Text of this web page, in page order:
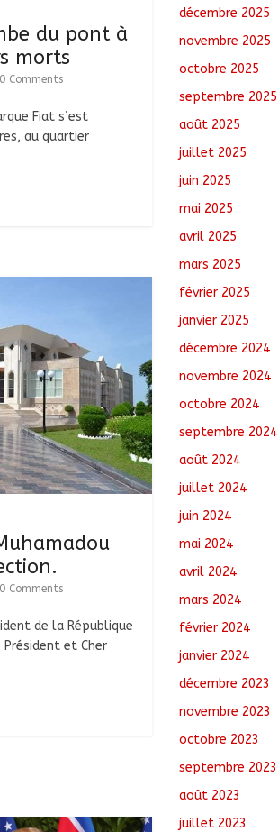
du pont à
morts
0 Comments
Fiat s’est
au quartier
0 Comments
de la République
Président et Cher
août 7, 2026
décembre 2025
novembre 2025
octobre 2025
septembre 2025
août 2025
juillet 2025
juin 2025
mai 2025
avril 2025
mars 2025
février 2025
janvier 2025
décembre 2024
novembre 2024
octobre 2024
septembre 2024
août 2024
juillet 2024
juin 2024
mai 2024
avril 2024
mars 2024
février 2024
janvier 2024
décembre 2023
novembre 2023
octobre 2023
septembre 2023
août 2023
juillet 2023